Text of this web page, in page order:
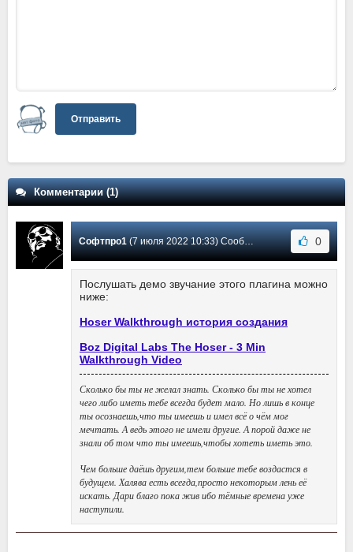
Отправить
Комментарии (1)
Софтпро1(7 июля 2022 10:33) Сообщение #1 0
Послушать демо звучание этого плагина можно
ниже:
Hoser Walkthrough история создания
Boz Digital Labs The Hoser - 3 Min
Walkthrough Video
Сколько бы ты не желал знать. Сколько бы ты не хотел
чего либо иметь тебе всегда будет мало. Но лишь в конце
ты осознаешь,что ты имеешь и имел всё о чём мог
мечтать. А ведь этого не имели другие. А порой даже не
знали об том что ты имеешь,чтобы хотеть иметь это.
Чем больше даёшь другим,тем больше тебе воздастся в
будущем. Халява есть всегда,просто некоторым лень её
искать. Дари благо пока жив ибо тёмные времена уже
наступили.